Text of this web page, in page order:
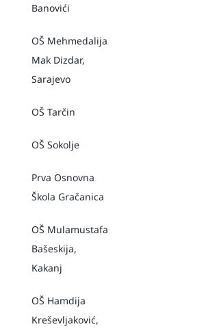
Banovići
OŠ Mehmedalija
Mak Dizdar,
Sarajevo
OŠ Tarčin
OŠ Sokolje
Prva Osnovna
Škola Gračanica
OŠ Mulamustafa
Bašeskija,
Kakanj
OŠ Hamdija
Kreševljaković,